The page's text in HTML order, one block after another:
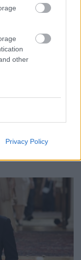
other
Privacy Policy